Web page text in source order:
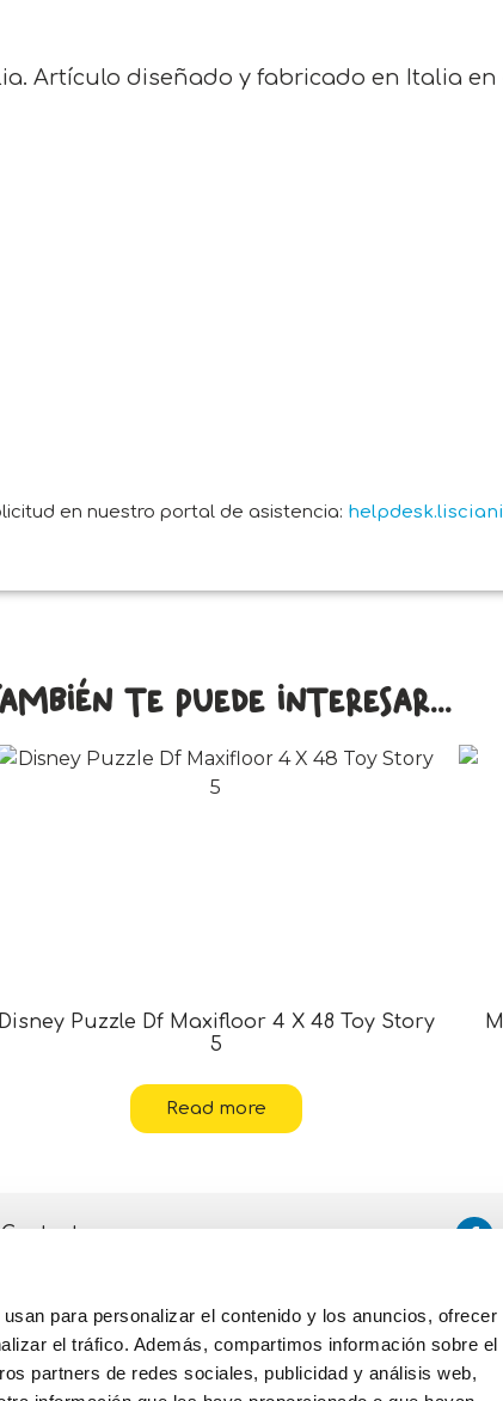
para personalizar el contenido y los anuncios, ofrecer
el tráfico. Además, compartimos información sobre el
partners de redes sociales, publicidad y análisis web,
Artículo diseñado y fabricado en Italia
en nuestro portal de asistencia:
te puede interesar...
Disney Puzzle Df Maxifloor 4 X 48 Toy Story
5
Read more
Contacto
Política de Privacidad y Cookies